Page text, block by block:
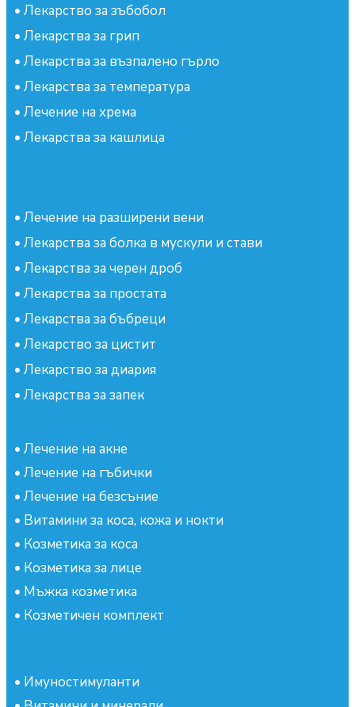
• Лекарство за зъбобол
• Лекарства за грип
• Лекарства за възпалено гърло
• Лекарства за температура
• Лечение на хрема
• Лекарства за кашлица
• Лечение на разширени вени
• Лекарства за болка в мускули и стави
• Лекарства за черен дроб
• Лекарства за простата
• Лекарства за бъбреци
• Лекарство за цистит
• Лекарство за диария
• Лекарства за запек
• Лечение на акне
• Лечение на гъбички
• Лечение на безсъние
• Витамини за коса, кожа и нокти
• Козметика за коса
• Козметика за лице
• Мъжка козметика
• Козметичен комплект
• Имуностимуланти